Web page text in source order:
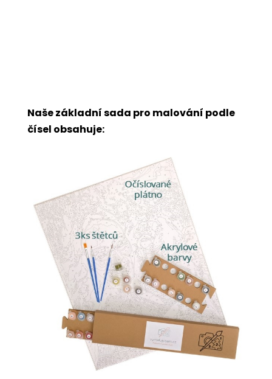
Naše základní sada pro malování podle
čísel obsahuje: